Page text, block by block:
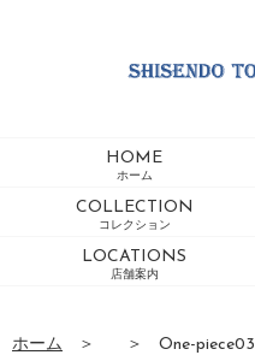
HOME
ホーム
COLLECTION
コレクション
LOCATIONS
店舗案内
ホーム ＞ ＞ One-piece03